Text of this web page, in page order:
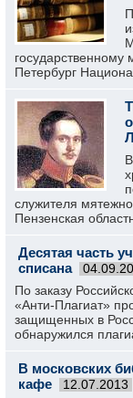
государственному
Петербург
служителя
Пензенская
Десятая часть
списана
По заказу
«Анти-Плагиат»
защищенных в
обнаружился
В московских
кафе
12.07.2013